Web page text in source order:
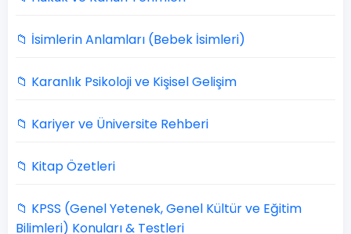
📁 İsimlerin Anlamları (Bebek İsimleri)
📁 Karanlık Psikoloji ve Kişisel Gelişim
📁 Kariyer ve Üniversite Rehberi
📁 Kitap Özetleri
📁 KPSS (Genel Yetenek, Genel Kültür ve Eğitim
Bilimleri) Konuları & Testleri